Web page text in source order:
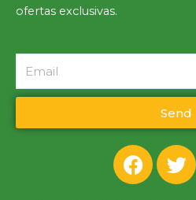
ofertas exclusivas.
Send
F
a
T
w